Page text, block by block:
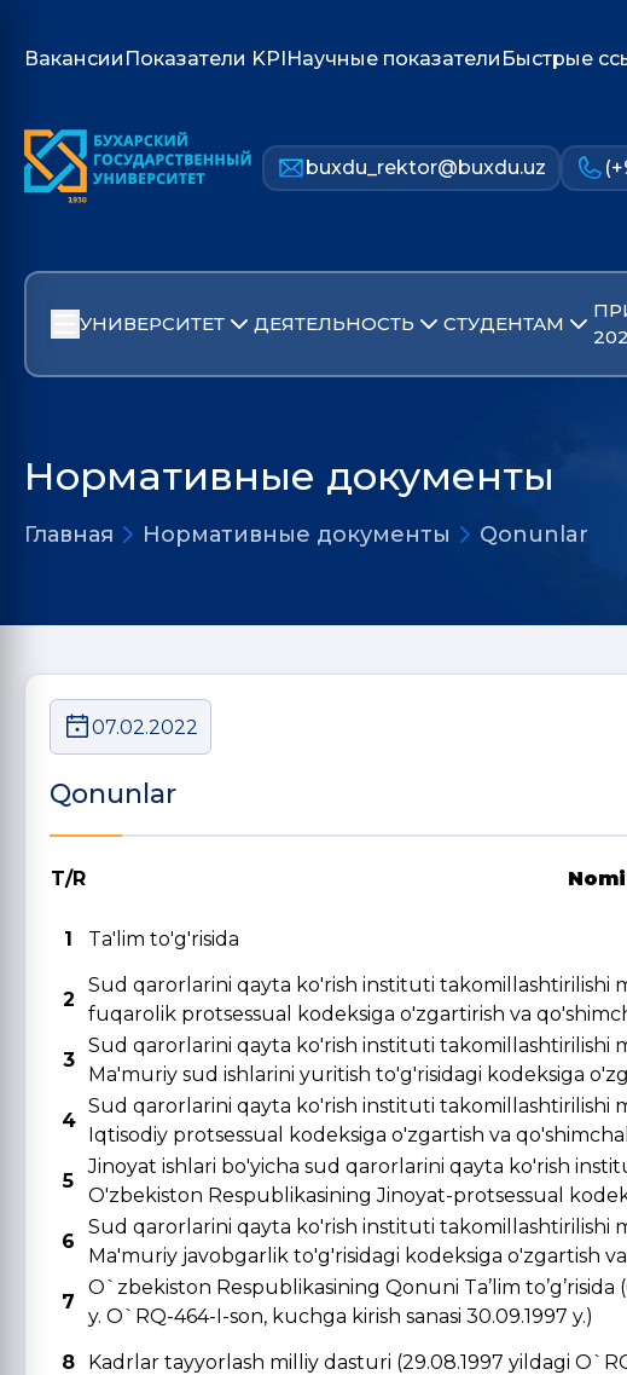
Вакансии Показатели KPIНаучные показатели Быстрые
buxdu_rektor@buxdu.uz
УНИВЕРСИТЕТ ДЕЯТЕЛЬНОСТЬ СТУДЕНТАМ
Нормативные документы
Главная Нормативные документы Qonunlar
07.02.2022
Qonunlar
T/R Nomi
1
Ta'lim to'g'risida
2
Sud qarorlarini qayta ko'rish instituti takomillashtirilishi
fuqarolik protsessual kodeksiga o'zgartirish va
3
Sud qarorlarini qayta ko'rish instituti takomillashtirilishi
Ma'muriy sud ishlarini yuritish to'g'risidagi kodeksiga
4
Sud qarorlarini qayta ko'rish instituti takomillashtirilishi
Iqtisodiy protsessual kodeksiga o'zgartish va
5
Jinoyat ishlari bo'yicha sud qarorlarini qayta ko'rish
O'zbekiston Respublikasining Jinoyat-protsessual
6
Sud qarorlarini qayta ko'rish instituti takomillashtirilishi
Ma'muriy javobgarlik to'g'risidagi kodeksiga o'zgartish
7
O`zbekiston Respublikasining Qonuni Ta’lim
y. O`RQ-464-I-son, kuchga kirish sanasi 30.09.1997 y.)
8
Kadrlar tayyorlash milliy dasturi (29.08.1997 yildagi